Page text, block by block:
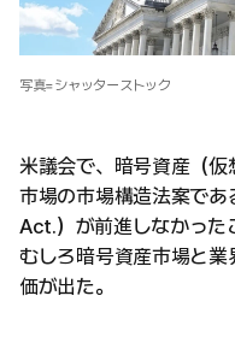
写真=シャッターストック
米議会で、暗号資産（仮
市場の市場構造法案で
Act.）が前進しなかった
むしろ暗号資産市場と
価が出た。